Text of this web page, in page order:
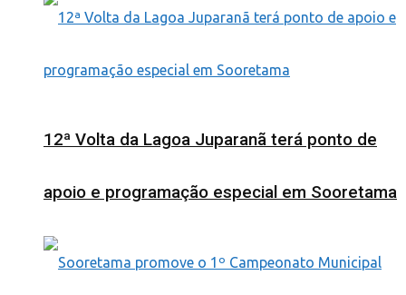
12ª Volta da Lagoa Juparanã terá ponto de
apoio e programação especial em Sooretama